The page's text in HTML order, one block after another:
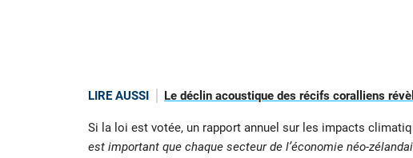
LIRE AUSSI Le déclin acoustique des récifs coralliens
Si la loi est votée, un rapport annuel sur les impacts
est important que chaque secteur de l’économie néo-